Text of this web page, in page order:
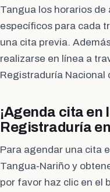
Tangua los horarios
específicos para cada
una cita previa.
realizarse en línea a
Registraduría Nacional
¡Agenda cita en
Registraduría
Para agendar una cita
Tangua-Nariño y
por favor haz clic en el